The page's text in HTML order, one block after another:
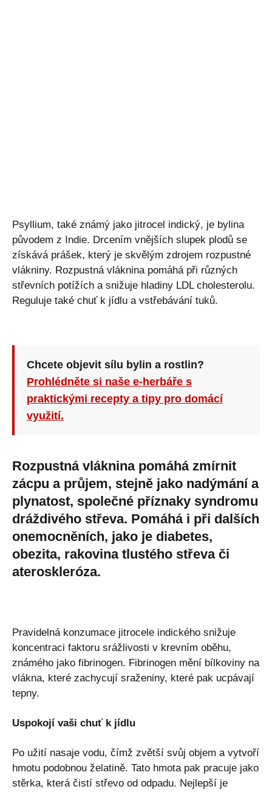
Psyllium, také známý jako jitrocel indický, je bylina
původem z Indie. Drcením vnějších slupek plodů se
získává prášek, který je skvělým zdrojem rozpustné
vlákniny. Rozpustná vláknina pomáhá při různých
střevních potížích a snižuje hladiny LDL cholesterolu.
Reguluje také chuť k jídlu a vstřebávání tuků.
Chcete objevit sílu bylin a rostlin?
Prohlédněte si naše e-herbáře s
praktickými recepty a tipy pro domácí
využití.
Rozpustná vláknina pomáhá zmírnit
zácpu a průjem, stejně jako nadýmání a
plynatost, společné příznaky syndromu
dráždivého střeva. Pomáhá i při dalších
onemocněních, jako je diabetes,
obezita, rakovina tlustého střeva či
ateroskleróza.
Pravidelná konzumace jitrocele indického snižuje
koncentraci faktoru srážlivosti v krevním oběhu,
známého jako fibrinogen. Fibrinogen mění bílkoviny na
vlákna, které zachycují sraženiny, které pak ucpávají
tepny.
Uspokojí vaši chuť k jídlu
Po užití nasaje vodu, čímž zvětší svůj objem a vytvoří
hmotu podobnou želatině. Tato hmota pak pracuje jako
stěrka, která čistí střevo od odpadu. Nejlepší je